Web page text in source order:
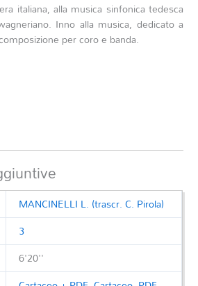
italiana, alla musica sinfonica tedesca
Inno alla musica, dedicato a
per coro e banda.
MANCINELLI L. (trascr. C. Pirola)
3
6'20''